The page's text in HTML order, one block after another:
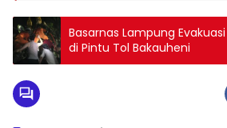
Basarnas Lampung
di Pintu Tol Bakauheni